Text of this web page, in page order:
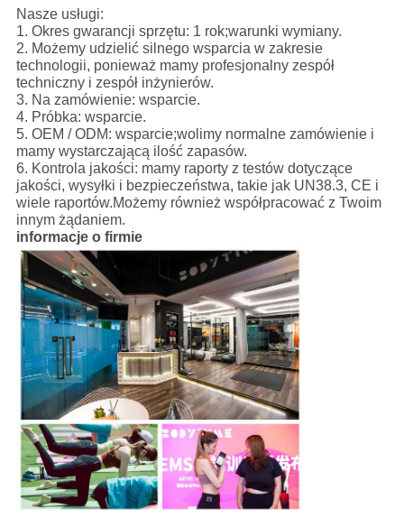
Nasze usługi:
1. Okres gwarancji sprzętu: 1 rok;warunki wymiany.
2. Możemy udzielić silnego wsparcia w zakresie
technologii, ponieważ mamy profesjonalny zespół
techniczny i zespół inżynierów.
3. Na zamówienie: wsparcie.
4. Próbka: wsparcie.
5. OEM / ODM: wsparcie;wolimy normalne zamówienie i
mamy wystarczającą ilość zapasów.
6. Kontrola jakości: mamy raporty z testów dotyczące
jakości, wysyłki i bezpieczeństwa, takie jak UN38.3, CE i
wiele raportów.Możemy również współpracować z Twoim
innym żądaniem.
informacje o firmie